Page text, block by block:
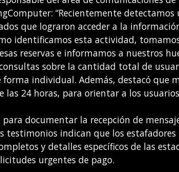
“Recientemente
que lograron acceder a la
identificamos esta actividad,
reservas e informamos a nuestros
sobre la cantidad total de
individual. Además, destacó que
24 horas, para orientar a los
documentar la recepción de
testimonios indican que los
y detalles específicos de las
urgentes de pago.